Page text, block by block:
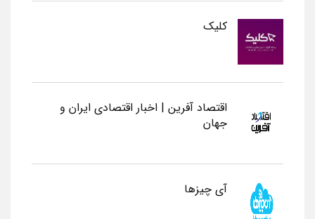
کلیک
اقتصاد آفرین | اخبار اقتصادی ایران و
جهان
آی چیزها